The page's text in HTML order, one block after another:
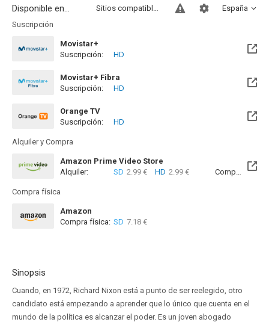
Disponible en... España
Sitios compatibles
Suscripción
Movistar+
Disponible hasta el Mar, 01 Sep 2026 (Quedan 25 días)
Suscripción: HD
Movistar+ Fibra
Disponible hasta el Mar, 01 Sep 2026 (Quedan 25 días)
Suscripción: HD
Orange TV
Disponible hasta el Mar, 01 Sep 2026 (Quedan 25 días)
Suscripción: HD
Alquiler y Compra
Amazon Prime Video Store
Alquiler:
SD 2.99 € HD 2.99 € Compra: SD
Compra física
Amazon
Compra física: SD 7.18 €
Sinopsis
Cuando, en 1972, Richard Nixon está a punto de ser reelegido, otro
candidato está empezando a aprender que lo único que cuenta en el
mundo de la política es alcanzar el poder. Es un joven abogado